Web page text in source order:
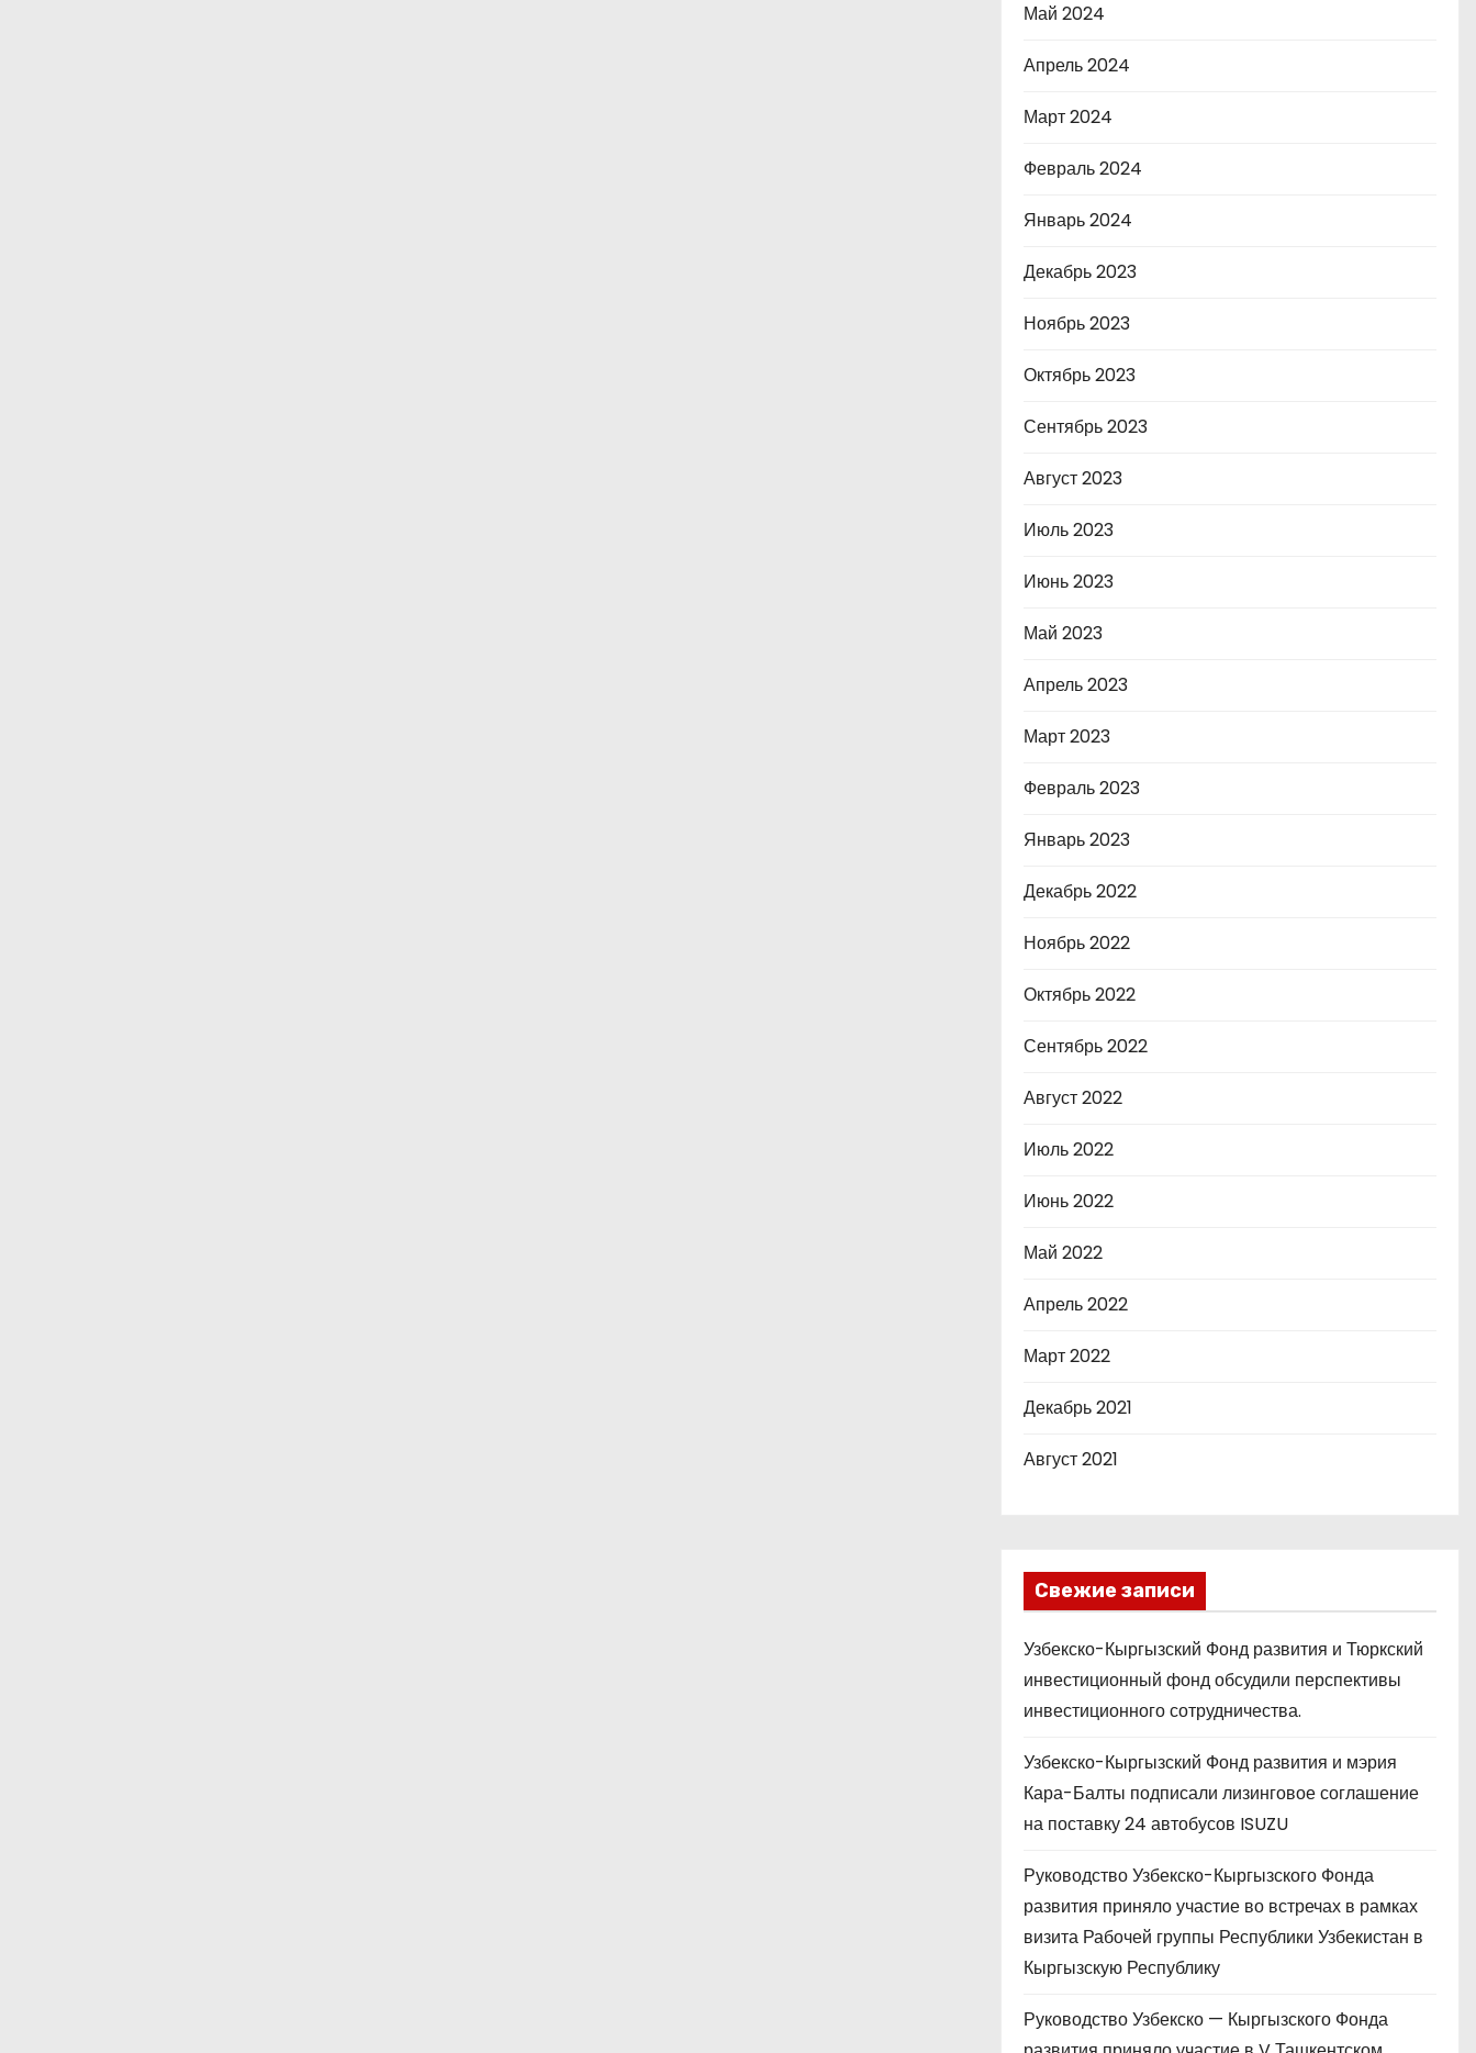
Май 2024
Апрель 2024
Март 2024
Февраль 2024
Январь 2024
Декабрь 2023
Ноябрь 2023
Октябрь 2023
Сентябрь 2023
Август 2023
Июль 2023
Июнь 2023
Май 2023
Апрель 2023
Март 2023
Февраль 2023
Январь 2023
Декабрь 2022
Ноябрь 2022
Октябрь 2022
Сентябрь 2022
Август 2022
Июль 2022
Июнь 2022
Май 2022
Апрель 2022
Март 2022
Декабрь 2021
Август 2021
Свежие записи
Узбекско-Кыргызский Фонд развития и Тюркский
инвестиционный фонд обсудили перспективы
инвестиционного сотрудничества.
Узбекско-Кыргызский Фонд развития и мэрия
Кара-Балты подписали лизинговое соглашение
на поставку 24 автобусов ISUZU
Руководство Узбекско-Кыргызского Фонда
развития приняло участие во встречах в рамках
визита Рабочей группы Республики Узбекистан в
Кыргызскую Республику
Руководство Узбекско — Кыргызского Фонда